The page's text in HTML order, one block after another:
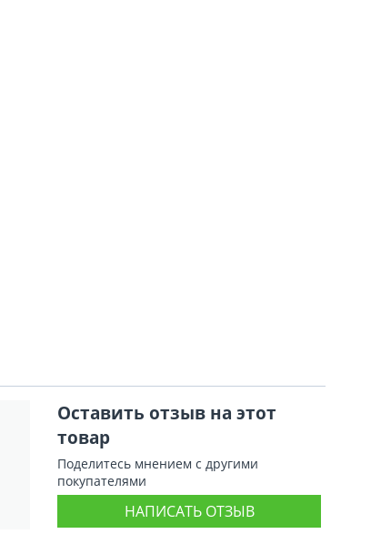
Оставить отзыв на этот
товар
Поделитесь мнением с другими
покупателями
НАПИСАТЬ ОТЗЫВ